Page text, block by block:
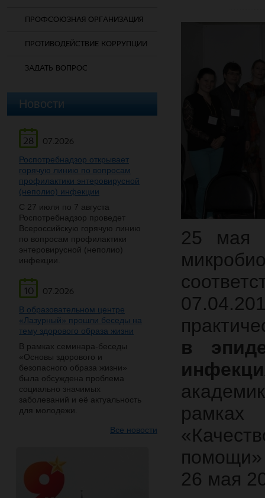
ПРОФСОЮЗНАЯ ОРГАНИЗАЦИЯ
ПРОТИВОДЕЙСТВИЕ КОРРУПЦИИ
ЗАДАТЬ ВОПРОС
Новости
28
07.2026
Роспотребнадзор открывает
горячую линию по вопросам
профилактики энтеровирусной
(неполио) инфекции
С 27 июля по 7 августа
Роспотребнадзор проведет
Всероссийскую горячую линию
по вопросам профилактики
энтеровирусной (неполио)
инфекции.
10
07.2026
В образовательном центре
«Лазурный» прошли беседы на
тему здорового образа жизни
В рамках семинара-беседы
«Основы здорового и
безопасного образа жизни»
была обсуждена проблема
социально значимых
заболеваний и её актуальность
для молодежи.
Все новости
25 мая
в
рамках
26 мая